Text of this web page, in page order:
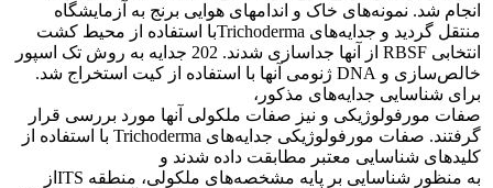
انجام شد. نمونه‌های خاک و اندامهای هوایی برنج به آزمایشگاه
منتقل گردید و جدایه‌های Trichodermaبا استفاده از محیط کشت
انتخابی RBSF از آنها جداسازی شدند. 202 جدایه به روش تک اسپور
خالص‌سازی و DNA ژنومی آنها با استفاده از کیت استخراج شد.
برای شناسایی جدایه‌های مذکور،
صفات مورفولوژیکی و نیز صفات ملکولی آنها مورد بررسی قرار
گرفتند. صفات مورفولوژیکی جدایه‌های Trichoderma با استفاده از
کلیدهای شناسایی معتبر مطابقت داده شدند و
به منظور شناسایی بر پایه مشخصه‌های ملکولی، منطقه ITSاز